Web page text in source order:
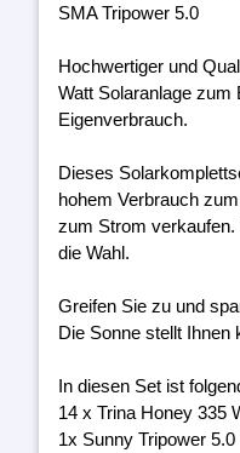
SMA Tripower 5.0
Hochwertiger und
Watt Solaranlage zum
Eigenverbrauch.
Dieses
hohem Verbrauch
zum Strom verkaufen.
die Wahl.
Greifen Sie zu und
Die Sonne stellt Ihnen
In diesen Set ist
14 x Trina Honey 335
1x Sunny Tripower 5.0